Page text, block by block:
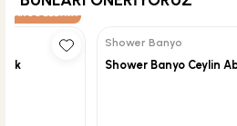
KARGO BEDAVA
Shower Banyo
Shower Banyo Ceylin